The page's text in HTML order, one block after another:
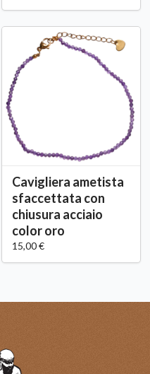
Cavigliera ametista
sfaccettata con
chiusura acciaio
color oro
15,00 €